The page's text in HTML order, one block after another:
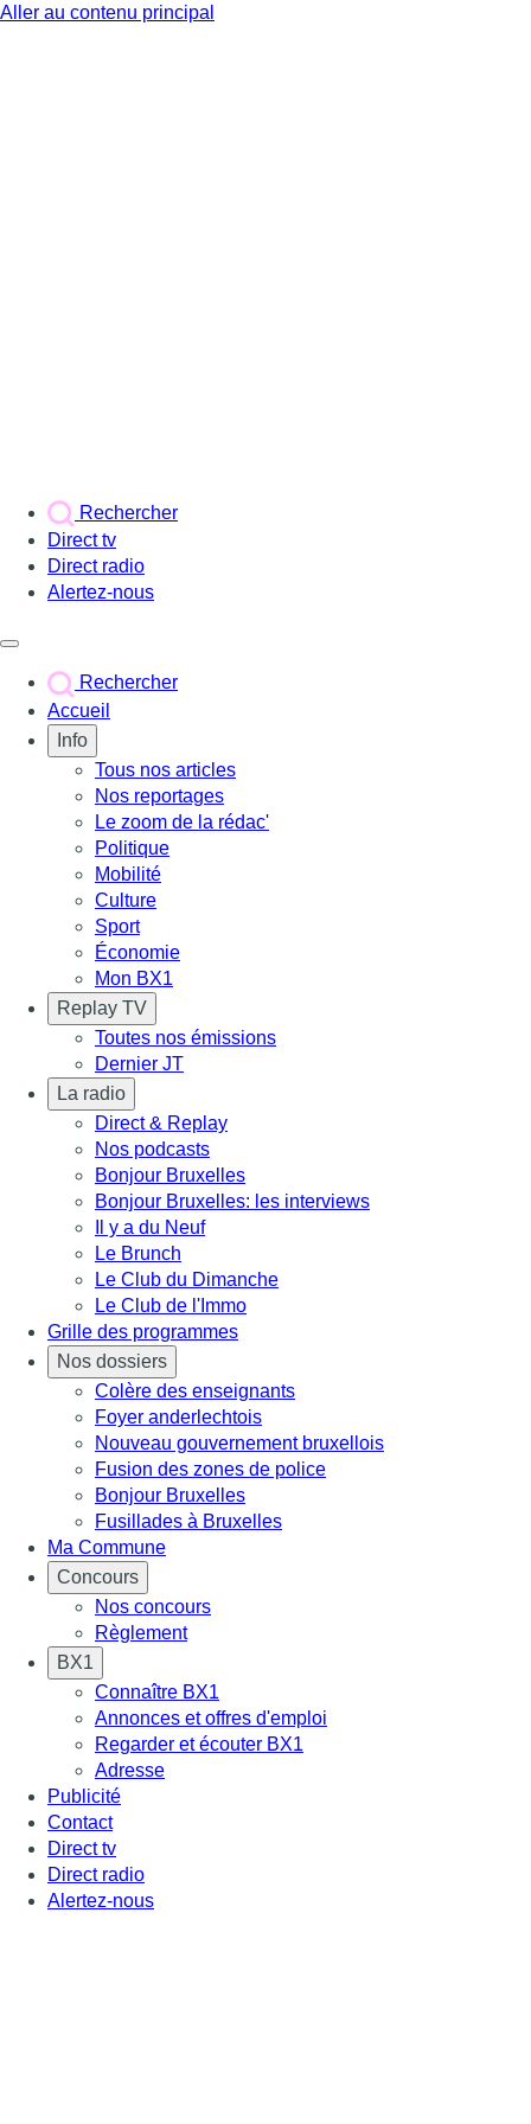
Aller au contenu principal
Rechercher
Direct tv
Direct radio
Alertez-nous
Rechercher
Accueil
Info
Tous nos articles
Nos reportages
Le zoom de la rédac'
Politique
Mobilité
Culture
Sport
Économie
Mon BX1
Replay TV
Toutes nos émissions
Dernier JT
La radio
Direct & Replay
Nos podcasts
Bonjour Bruxelles
Bonjour Bruxelles: les interviews
Il y a du Neuf
Le Brunch
Le Club du Dimanche
Le Club de l'Immo
Grille des programmes
Nos dossiers
Colère des enseignants
Foyer anderlechtois
Nouveau gouvernement bruxellois
Fusion des zones de police
Bonjour Bruxelles
Fusillades à Bruxelles
Ma Commune
Concours
Nos concours
Règlement
BX1
Connaître BX1
Annonces et offres d'emploi
Regarder et écouter BX1
Adresse
Publicité
Contact
Direct tv
Direct radio
Alertez-nous